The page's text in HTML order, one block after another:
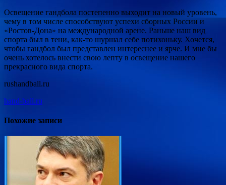
Освещение гандбола постепенно выходит на новый уровень,
чему в том числе способствуют успехи сборных России и
«Ростов-Дона» на международной арене. Раньше наш вид
спорта был в тени, как-то шуршал себе потихоньку. Хочется,
чтобы гандбол был представлен интереснее и ярче. И мне бы
очень хотелось внести свою лепту в освещение нашего
прекрасного вида спорта.
rushandball.ru
hand-ball.ru
Похожие записи